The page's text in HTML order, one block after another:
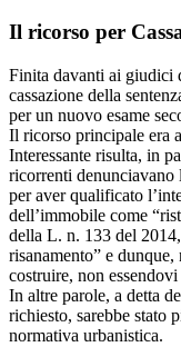
Il ricorso per
Finita davanti ai giudici
cassazione della
per un nuovo esame
Il ricorso principale era
Interessante risulta, in
ricorrenti denunciavano
per aver qualificato
dell’immobile come
della L. n. 133 del
risanamento” e
costruire, non
In altre parole, a detta
richiesto, sarebbe stato
normativa urbanistica.